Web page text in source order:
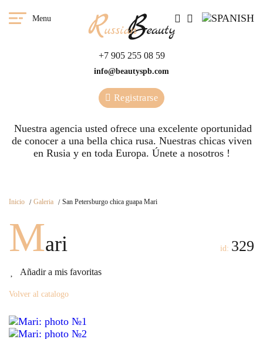
Menu
+7 905 255 08 59
info@beautyspb.com
Registrarse
Nuestra agencia usted ofrece una excelente oportunidad
de conocer a una bella chica rusa. Nuestras сhicas viven
en Rusia y en toda Europa. Únete a nosotros !
Inicio Galeria San Petersburgo chica guapa Mari
Mari
Añadir a mis favoritas
id: 329
Volver al catalogo